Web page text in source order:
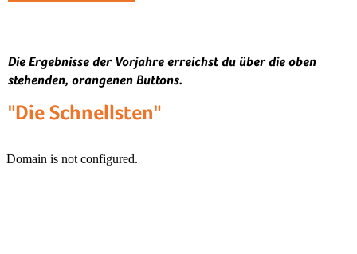
Die Ergebnisse der Vorjahre erreichst du über die oben
stehenden, orangenen Buttons.
"Die Schnellsten"